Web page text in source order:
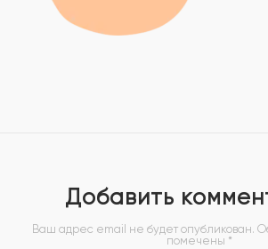
Добавить
Ваш адрес email не будет опубликован.
помечены *